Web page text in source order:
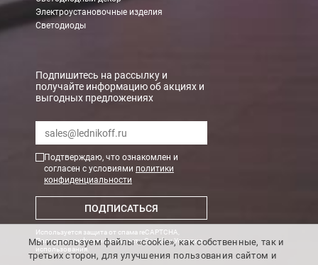
Электроустановочные изделия
Светодиоды
Подпишитесь на рассылку и
получайте информацию об акциях и
выгодных предложениях
Подтверждаю, что ознакомлен и
согласен с условиями политики
конфиденциальности
ПОДПИСАТЬСЯ
Используется защита от спама reCAPTCHA,
Политика конфиденциальности GoogleиУсловия
использования
Мы используем файлы «cookie», как собственные, так и
третьих сторон, для улучшения пользования сайтом и